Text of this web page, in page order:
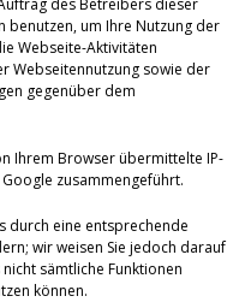
um Ihre Nutzung der
Webseite-Aktivitäten
Webseitennutzung sowie der
gegenüber dem
Ihrem Browser übermittelte IP-
zusammengeführt.
durch eine entsprechende
wir weisen Sie jedoch darauf
sämtliche Funktionen
können.